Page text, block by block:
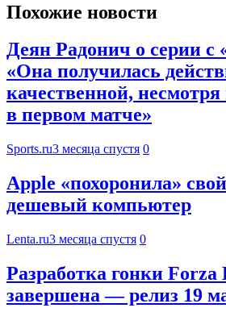
Похожие новости
Деян Радонич о серии
«Она получилась
качественной,
в первом матче»
Sports.ru3 месяца спустя 0
Apple «похоронила»
дешевый компьютер
Lenta.ru3 месяца спустя 0
Разработка гонки Forza
завершена — релиз 19